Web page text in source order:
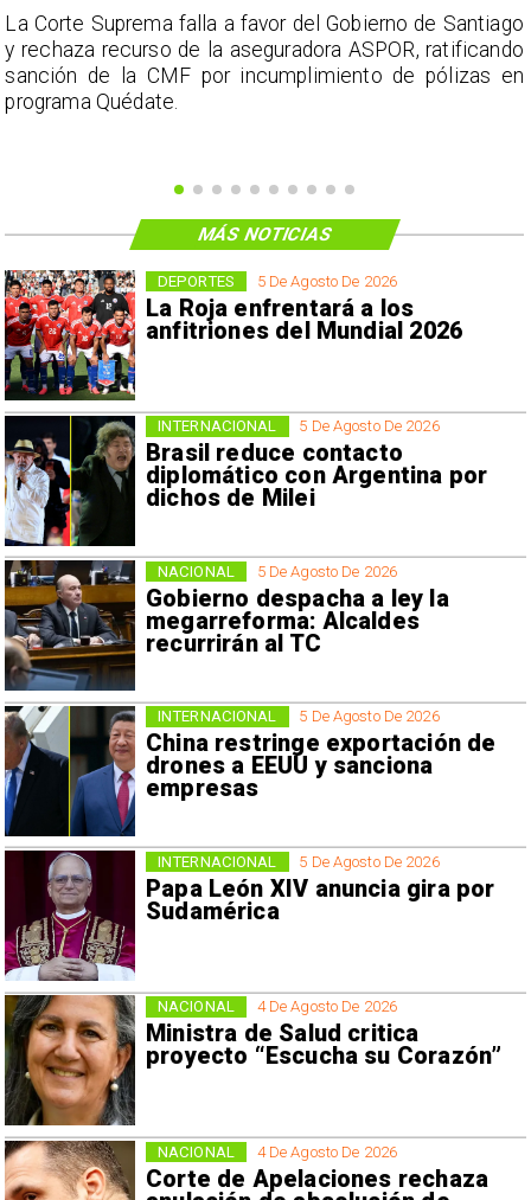
La Corte Suprema falla a favor del Gobierno de Santiago
y rechaza recurso de la aseguradora ASPOR, ratificando
sanción de la CMF por incumplimiento de pólizas en
programa Quédate.
5 De Agosto De 2026
La Roja enfrentará a los
anfitriones del Mundial 2026
DEPORTES
5 De Agosto De 2026
Brasil reduce contacto
diplomático con Argentina por
dichos de Milei
INTERNACIONAL
5 De Agosto De 2026
Gobierno despacha a ley la
megarreforma: Alcaldes
recurrirán al TC
NACIONAL
5 De Agosto De 2026
China restringe exportación de
drones a EEUU y sanciona
empresas
INTERNACIONAL
5 De Agosto De 2026
Papa León XIV anuncia gira por
Sudamérica
INTERNACIONAL
4 De Agosto De 2026
Ministra de Salud critica
proyecto “Escucha su Corazón”
NACIONAL
4 De Agosto De 2026
Corte de Apelaciones rechaza
NACIONAL
MÁS NOTICIAS